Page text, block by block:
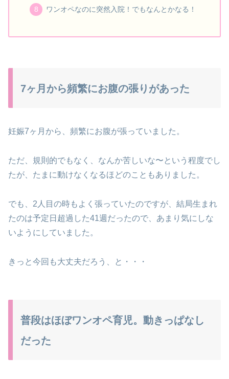
ワンオペなのに突然入院！でもなんとかなる！
7ヶ月から頻繁にお腹の張りがあった
妊娠7ヶ月から、頻繁にお腹が張っていました。
ただ、規則的でもなく、なんか苦しいな〜という程度でし
たが、たまに動けなくなるほどのこともありました。
でも、2人目の時もよく張っていたのですが、結局生まれ
たのは予定日超過した41週だったので、あまり気にしな
いようにしていました。
きっと今回も大丈夫だろう、と・・・
普段はほぼワンオペ育児。動きっぱなし
だった